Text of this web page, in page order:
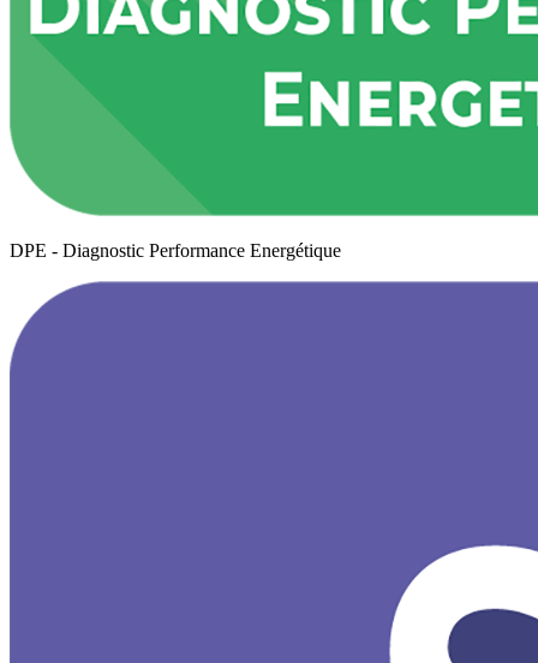
DPE - Diagnostic Performance Energétique